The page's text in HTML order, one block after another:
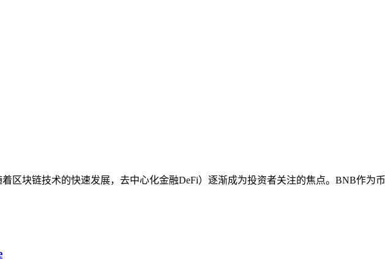
区块链技术的快速发展，去中心化金融DeFi）逐渐成为投资者关注的焦点。BNB作为币